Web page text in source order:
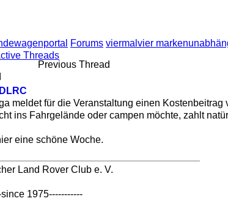
Forums viermalvier
Threads
Previous Thread
meldet für die Veranstaltung einen Kostenbeitrag
ins Fahrgelände oder campen möchte, zahlt
eine schöne Woche.
Land Rover Club e. V.
1975-----------